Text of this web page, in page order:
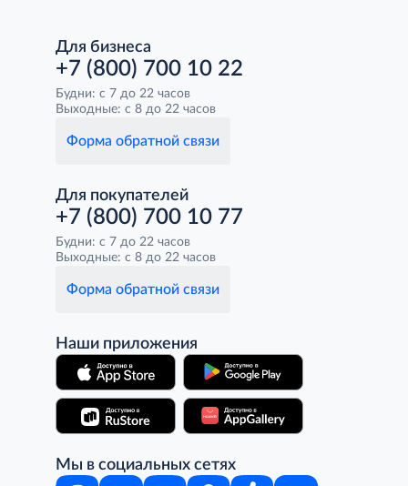
Для бизнеса
+7 (800) 700 10 22
Будни: с 7 до 22 часов
Выходные: с 8 до 22 часов
Форма обратной связи
Для покупателей
+7 (800) 700 10 77
Будни: с 7 до 22 часов
Выходные: с 8 до 22 часов
Форма обратной связи
Наши приложения
Мы в социальных сетях